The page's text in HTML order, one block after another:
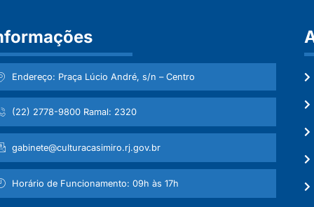
Endereço: Praça Lúcio André, s/n – Centro
(22) 2778-9800 Ramal: 2320
gabinete@culturacasimiro.rj.gov.br
Horário de Funcionamento: 09h às 17h